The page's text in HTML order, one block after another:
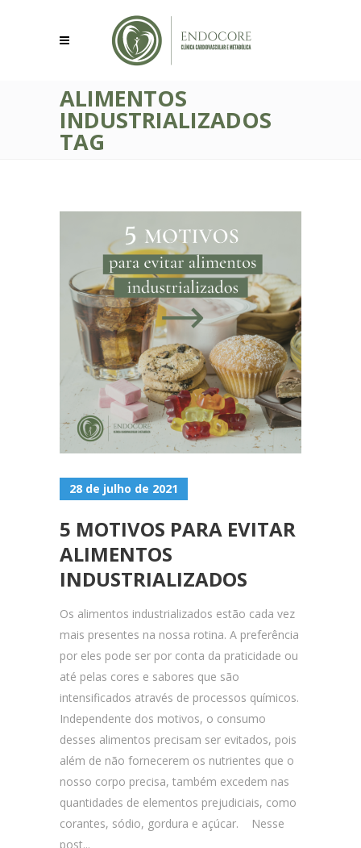
ALIMENTOS
INDUSTRIALIZADOS
TAG
28 de julho de 2021
5 MOTIVOS PARA EVITAR
ALIMENTOS
INDUSTRIALIZADOS
Os alimentos industrializados estão cada vez
mais presentes na nossa rotina. A preferência
por eles pode ser por conta da praticidade ou
até pelas cores e sabores que são
intensificados através de processos químicos.
Independente dos motivos, o consumo
desses alimentos precisam ser evitados, pois
além de não fornecerem os nutrientes que o
nosso corpo precisa, também excedem nas
quantidades de elementos prejudiciais, como
corantes, sódio, gordura e açúcar. Nesse
post...